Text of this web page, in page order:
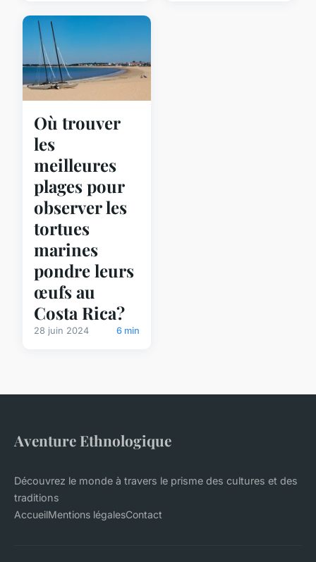
Où trouver
les
meilleures
plages pour
observer les
tortues
marines
pondre leurs
œufs au
Costa Rica?
28 juin 2024 6 min
Aventure Ethnologique
Découvrez le monde à travers le prisme des cultures et des
traditions
AccueilMentions légalesContact